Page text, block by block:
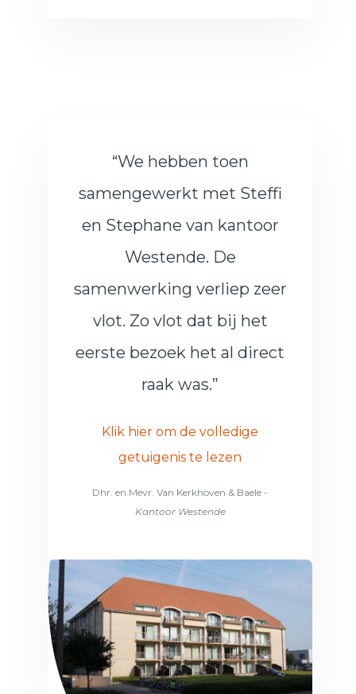
“We hebben toen
samengewerkt met Steffi
en Stephane van kantoor
Westende. De
samenwerking verliep zeer
vlot. Zo vlot dat bij het
eerste bezoek het al direct
raak was.”
Klik hier om de volledige
getuigenis te lezen
Dhr. en Mevr. Van Kerkhoven & Baele -
Kantoor Westende